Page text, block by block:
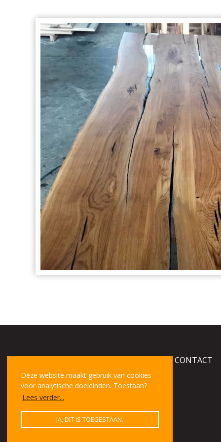
Deze website maakt gebruik van cookies
voor analytische doeleinden. Toestaan?
Lees verder...
JA, DIT IS TOEGESTAAN.
CONTACT